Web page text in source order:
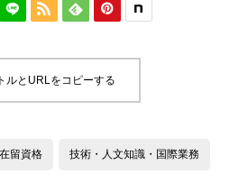
  
ルとURLをコピーする
在留資格 技術・人文知識・国際業務